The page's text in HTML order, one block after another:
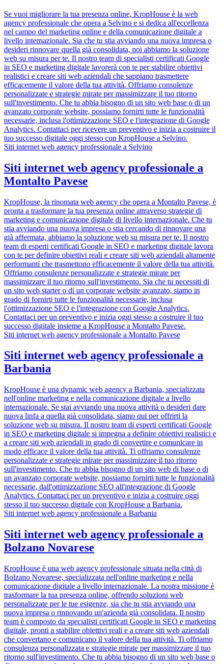
Se vuoi migliorare la tua presenza online, KropHouse è la web
agency professionale che opera a Selvino e si dedica all'eccellenza
nel campo del marketing online e della comunicazione digitale a
livello internazionale. Sia che tu stia avviando una nuova impresa o
desideri rinnovare quella già consolidata, noi abbiamo la soluzione
web su misura per te. Il nostro team di specialisti certificati Google
in SEO e marketing digitale lavorerà con te per stabilire obiettivi
realistici e creare siti web aziendali che sappiano trasmettere
efficacemente il valore della tua attività. Offriamo consulenze
personalizzate e strategie mirate per massimizzare il tuo ritorno
sull'investimento. Che tu abbia bisogno di un sito web base o di un
avanzato corporate website, possiamo fornirti tutte le funzionalità
necessarie, inclusa l'ottimizzazione SEO e l'integrazione di Google
Analytics. Contattaci per ricevere un preventivo e inizia a costruire il
tuo successo digitale oggi stesso con KropHouse a Selvino.
Siti internet web agency professionale a Selvino
Siti internet web agency professionale a
Montalto Pavese
KropHouse, la rinomata web agency che opera a Montalto Pavese, è
pronta a trasformare la tua presenza online attraverso strategie di
marketing e comunicazione digitale di livello internazionale. Che tu
stia avviando una nuova impresa o stia cercando di rinnovare una
già affermata, abbiamo la soluzione web su misura per te. Il nostro
team di esperti certificati Google in SEO e marketing digitale lavora
con te per definire obiettivi reali e creare siti web aziendali altamente
performanti che trasmettono efficacemente il valore della tua attività.
Offriamo consulenze personalizzate e strategie mirate per
massimizzare il tuo ritorno sull'investimento. Sia che tu necessiti di
un sito web starter o di un corporate website avanzato, siamo in
grado di fornirti tutte le funzionalità necessarie, inclusa
l'ottimizzazione SEO e l'integrazione con Google Analytics.
Contattaci per un preventivo e inizia oggi stesso a costruire il tuo
successo digitale insieme a KropHouse a Montalto Pavese.
Siti internet web agency professionale a Montalto Pavese
Siti internet web agency professionale a
Barbania
KropHouse è una dynamic web agency a Barbania, specializzata
nell'online marketing e nella comunicazione digitale a livello
internazionale. Se stai avviando una nuova attività o desideri dare
nuova linfa a quella già consolidata, siamo qui per offrirti la
soluzione web su misura. Il nostro team di esperti certificati Google
in SEO e marketing digitale si impegna a definire obiettivi realistici e
a creare siti web aziendali in grado di convertire e comunicare in
modo efficace il valore della tua attività. Ti offriamo consulenze
personalizzate e strategie mirate per massimizzare il tuo ritorno
sull'investimento. Che tu abbia bisogno di un sito web di base o di
un avanzato corporate website, possiamo fornirti tutte le funzionalità
necessarie, dall'ottimizzazione SEO all'integrazione di Google
Analytics. Contattaci per un preventivo e inizia a costruire oggi
stesso il tuo successo digitale con KropHouse a Barbania.
Siti internet web agency professionale a Barbania
Siti internet web agency professionale a
Bolzano Novarese
KropHouse è una web agency professionale situata nella città di
Bolzano Novarese, specializzata nell'online marketing e nella
comunicazione digitale a livello internazionale. La nostra missione è
trasformare la tua presenza online, offrendo soluzioni web
personalizzate per le tue esigenze, sia che tu stia avviando una
nuova impresa o rinnovando un'azienda già consolidata. Il nostro
team è composto da specialisti certificati Google in SEO e marketing
digitale, pronti a stabilire obiettivi reali e a creare siti web aziendali
che convertano e comunicano il valore della tua attività. Ti offriamo
consulenza personalizzata e strategie mirate per massimizzare il tuo
ritorno sull'investimento. Che tu abbia bisogno di un sito web base o